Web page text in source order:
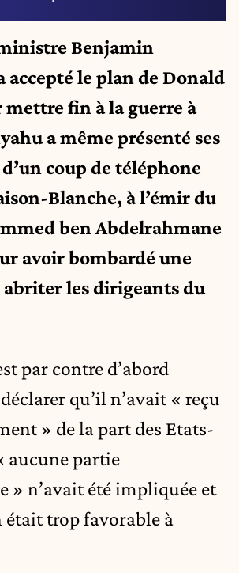
Benjamin
accepté le plan de Donald
fin à la guerre à
a même présenté ses
coup de téléphone
Blanche, à l’émir du
ben Abdelrahmane
avoir bombardé une
abriter les dirigeants du
par contre d’abord
qu’il n’avait « reçu
» de la part des Etats-
aucune partie
» n’avait été impliquée et
était trop favorable à